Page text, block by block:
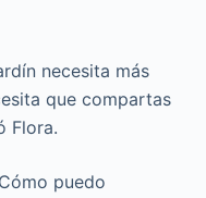
necesita más
que compartas
Flora.
puedo